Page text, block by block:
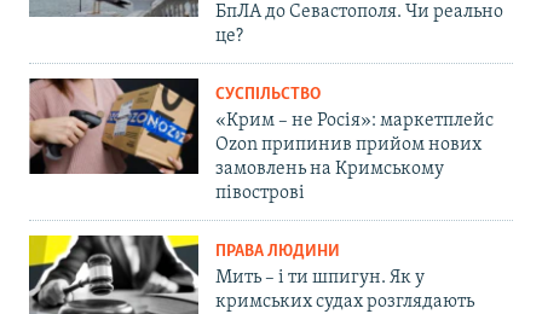
БпЛА до Севастополя. Чи реально
це?
СУСПІЛЬСТВО
«Крим – не Росія»: маркетплейс
Ozon припинив прийом нових
замовлень на Кримському
півострові
ПРАВА ЛЮДИНИ
Мить – і ти шпигун. Як у
кримських судах розглядають